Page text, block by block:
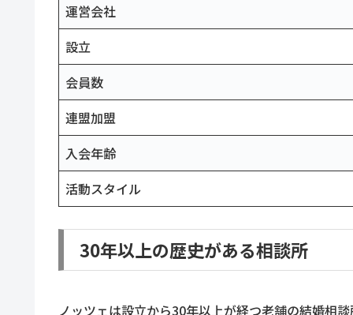
運営会社
設立
会員数
連盟加盟
入会年齢
活動スタイル
30年以上の歴史がある相談所
ノッツェは設立から30年以上が経つ老舗の結婚相